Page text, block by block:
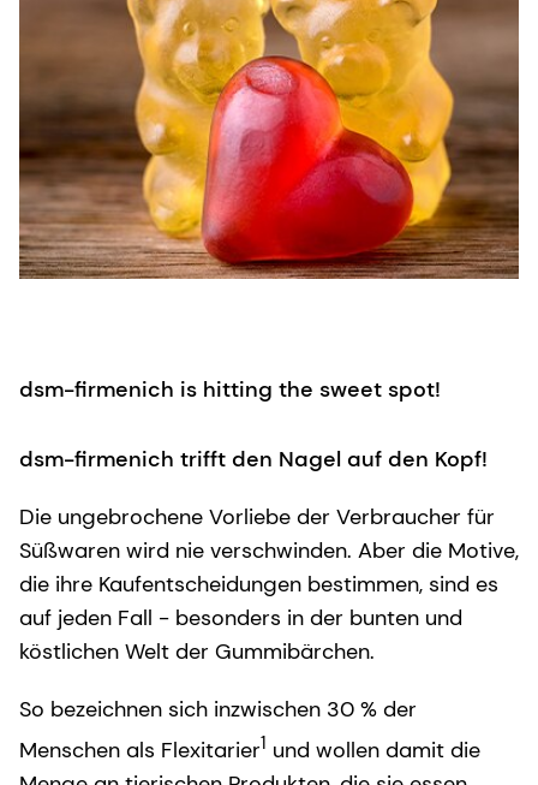
dsm-firmenich is hitting the sweet spot!
dsm-firmenich trifft den Nagel auf den Kopf!
Die ungebrochene Vorliebe der Verbraucher für
Süßwaren wird nie verschwinden. Aber die Motive,
die ihre Kaufentscheidungen bestimmen, sind es
auf jeden Fall - besonders in der bunten und
köstlichen Welt der Gummibärchen.
So bezeichnen sich inzwischen 30 % der
Menschen als Flexitarier1 und wollen damit die